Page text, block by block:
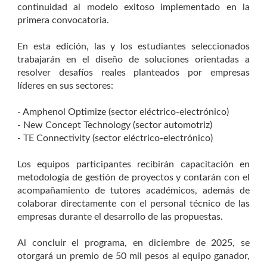
continuidad al modelo exitoso implementado en la
primera convocatoria.
En esta edición, las y los estudiantes seleccionados
trabajarán en el diseño de soluciones orientadas a
resolver desafíos reales planteados por empresas
líderes en sus sectores:
- Amphenol Optimize (sector eléctrico-electrónico)
- New Concept Technology (sector automotriz)
- TE Connectivity (sector eléctrico-electrónico)
Los equipos participantes recibirán capacitación en
metodología de gestión de proyectos y contarán con el
acompañamiento de tutores académicos, además de
colaborar directamente con el personal técnico de las
empresas durante el desarrollo de las propuestas.
Al concluir el programa, en diciembre de 2025, se
otorgará un premio de 50 mil pesos al equipo ganador,